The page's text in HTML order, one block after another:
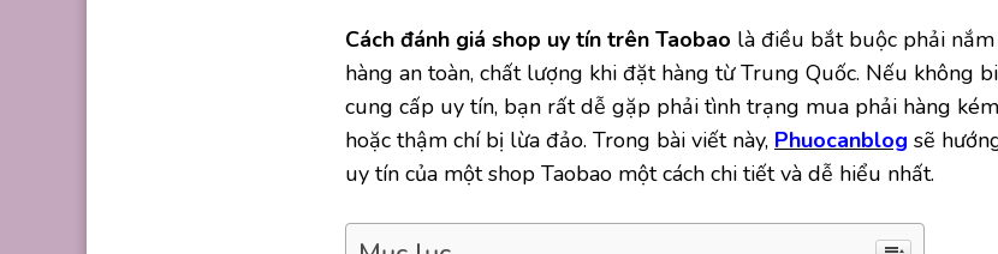
Cách đánh giá shop uy tín trên Taobao là điều bắt buộc phải
hàng an toàn, chất lượng khi đặt hàng từ Trung Quốc. Nếu không
cung cấp uy tín, bạn rất dễ gặp phải tình trạng mua phải hàng
hoặc thậm chí bị lừa đảo. Trong bài viết này, Phuocanblog sẽ
uy tín của một shop Taobao một cách chi tiết và dễ hiểu nhất.